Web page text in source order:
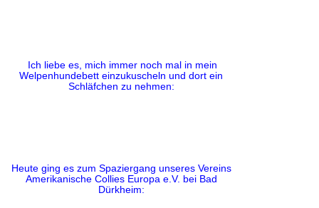
Ich liebe es, mich immer noch mal in mein
Welpenhundebett einzukuscheln und dort ein
Schläfchen zu nehmen:
Heute ging es zum Spaziergang unseres Vereins
Amerikanische Collies Europa e.V. bei Bad
Dürkheim: